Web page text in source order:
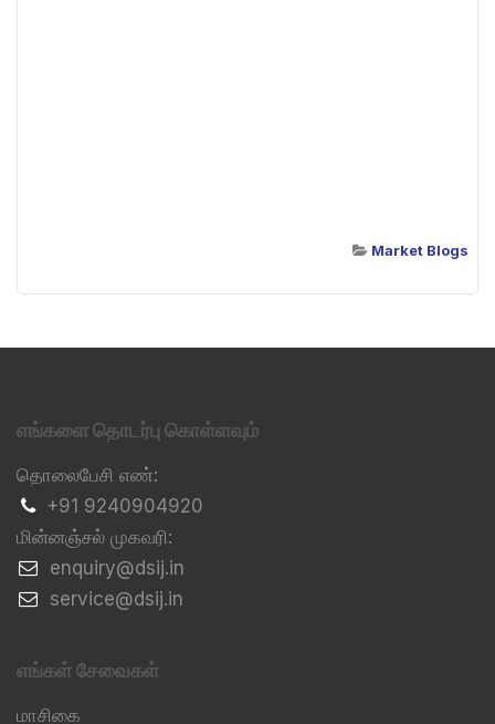
Market Blogs
எங்களை தொடர்பு கொள்ளவும்
தொலைபேசி எண்:
+91 9240904920
மின்னஞ்சல் முகவரி:
​enquiry@dsij.in
​service@dsij.in
எங்கள் சேவைகள்
மாசிகை